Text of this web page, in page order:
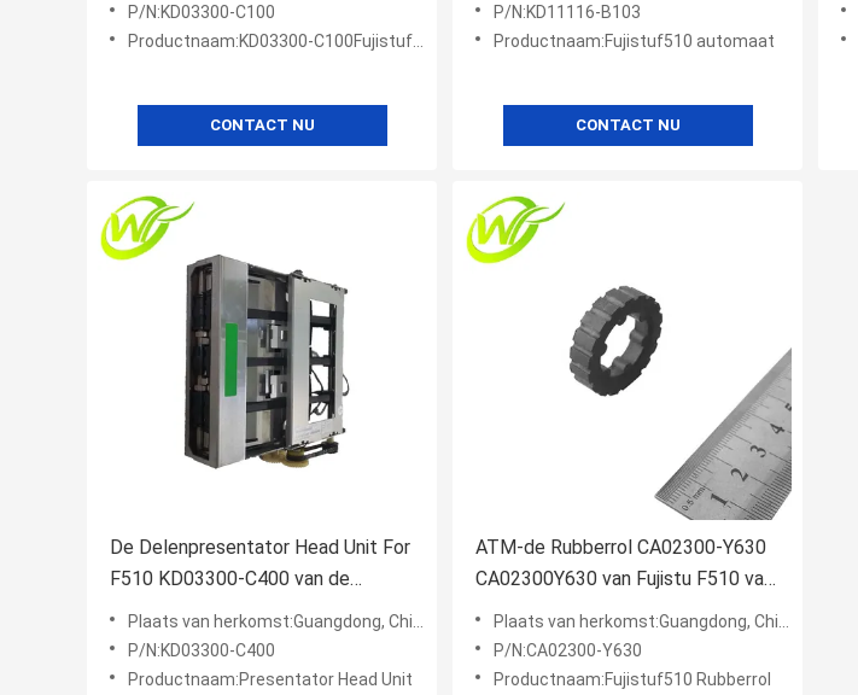
P/N:KD03300-C100
Productnaam:KD03300-C100Fujistuf510 Hoogste eenheid
CONTACT NU
P/N:KD11116-B103
Productnaam:Fujistuf510 automaat
CONTACT NU
De Delenpresentator Head Unit For
F510 KD03300-C400 van de
Fujitsuatm Machine
Plaats van herkomst:Guangdong, China
P/N:KD03300-C400
Productnaam:Presentator Head Unit
ATM-de Rubberrol CA02300-Y630
CA02300Y630 van Fujistu F510 van
Machinedelen
Plaats van herkomst:Guangdong, China
P/N:CA02300-Y630
Productnaam:Fujistuf510 Rubberrol